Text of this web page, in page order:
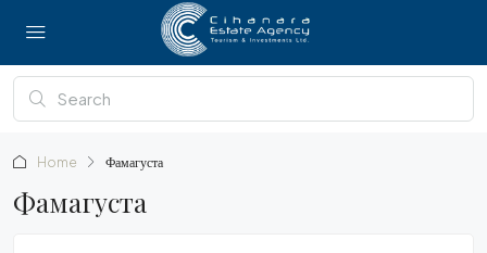
Home Фамагуста
Фамагуста